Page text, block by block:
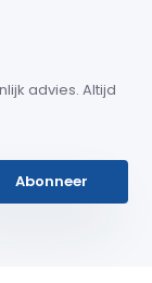
advies. Altijd
Abonneer